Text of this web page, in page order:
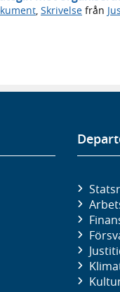
, Skrivelse från